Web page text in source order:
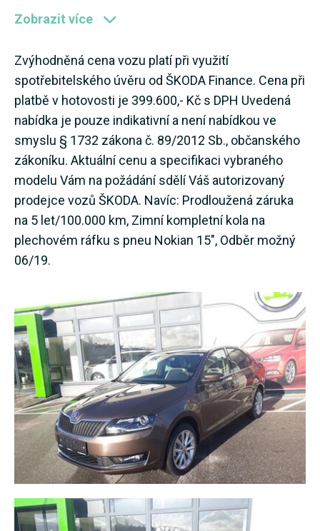
Zobrazit více
Zvýhodněná cena vozu platí při využití
spotřebitelského úvěru od ŠKODA Finance. Cena při
platbě v hotovosti je 399.600,- Kč s DPH Uvedená
nabídka je pouze indikativní a není nabídkou ve
smyslu § 1732 zákona č. 89/2012 Sb., občanského
zákoníku. Aktuální cenu a specifikaci vybraného
modelu Vám na požádání sdělí Váš autorizovaný
prodejce vozů ŠKODA. Navíc: Prodloužená záruka
na 5 let/100.000 km, Zimní kompletní kola na
plechovém ráfku s pneu Nokian 15", Odběr možný
06/19.